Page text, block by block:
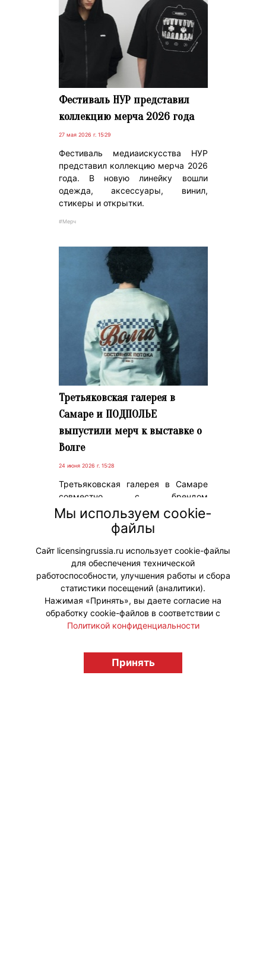
Фестиваль НУР представил
коллекцию мерча 2026 года
27 мая 2026 г. 15:29
Фестиваль медиаискусства НУР
представил коллекцию мерча 2026
года. В новую линейку вошли
одежда, аксессуары, винил,
стикеры и открытки.
#Мерч
Третьяковская галерея в
Самаре и ПОДПОЛЬЕ
выпустили мерч к выставке о
Волге
24 июня 2026 г. 15:28
Третьяковская галерея в Самаре
совместно с брендом
ПОДПОЛЬЕ представила
коллекцию одежды и аксессуаров
к выставке «Состояние потока.
Волга в русском искусстве».
#Мерч
licensingrussia.ru, 2009-2026 12+
Мы используем cookie-
файлы
Сайт licensingrussia.ru использует cookie-файлы
для обеспечения технической
работоспособности, улучшения работы и сбора
статистики посещений (аналитики).
Нажимая «Принять», вы даете согласие на
обработку cookie-файлов в соответствии с
Политикой конфиденциальности
Принять